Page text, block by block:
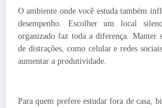
O ambiente onde você estuda também
desempenho. Escolher um local
organizado faz toda a diferença. Manter
de distrações, como celular e redes
aumentar a produtividade.
Para quem prefere estudar fora de casa,